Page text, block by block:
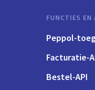
FUNCTIES EN
Peppol-
Facturatie-
Bestel-API